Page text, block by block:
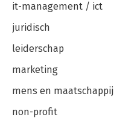
it-management / ict
juridisch
leiderschap
marketing
mens en maatschappij
non-profit